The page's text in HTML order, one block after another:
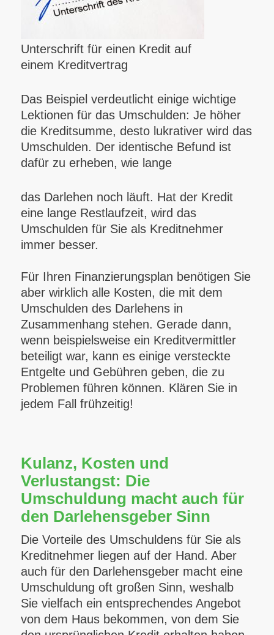
Unterschrift für einen Kredit auf
einem Kreditvertrag
Das Beispiel verdeutlicht einige wichtige
Lektionen für das Umschulden: Je höher
die Kreditsumme, desto lukrativer wird das
Umschulden. Der identische Befund ist
dafür zu erheben, wie lange
das Darlehen noch läuft. Hat der Kredit
eine lange Restlaufzeit, wird das
Umschulden für Sie als Kreditnehmer
immer besser.
Für Ihren Finanzierungsplan benötigen Sie
aber wirklich alle Kosten, die mit dem
Umschulden des Darlehens in
Zusammenhang stehen. Gerade dann,
wenn beispielsweise ein Kreditvermittler
beteiligt war, kann es einige versteckte
Entgelte und Gebühren geben, die zu
Problemen führen können. Klären Sie in
jedem Fall frühzeitig!
Kulanz, Kosten und
Verlustangst: Die
Umschuldung macht auch für
den Darlehensgeber Sinn
Die Vorteile des Umschuldens für Sie als
Kreditnehmer liegen auf der Hand. Aber
auch für den Darlehensgeber macht eine
Umschuldung oft großen Sinn, weshalb
Sie vielfach ein entsprechendes Angebot
von dem Haus bekommen, von dem Sie